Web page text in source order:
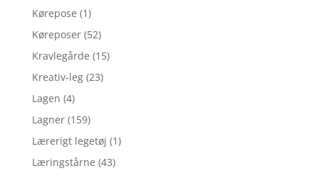
Kørepose (1)
Køreposer (52)
Kravlegårde (15)
Kreativ-leg (23)
Lagen (4)
Lagner (159)
Lærerigt legetøj (1)
Læringstårne (43)